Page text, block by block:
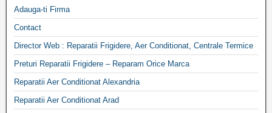
Adauga-ti Firma
Contact
Director Web : Reparatii Frigidere, Aer Conditionat, Centrale Termice
Preturi Reparatii Frigidere – Reparam Orice Marca
Reparatii Aer Conditionat Alexandria
Reparatii Aer Conditionat Arad